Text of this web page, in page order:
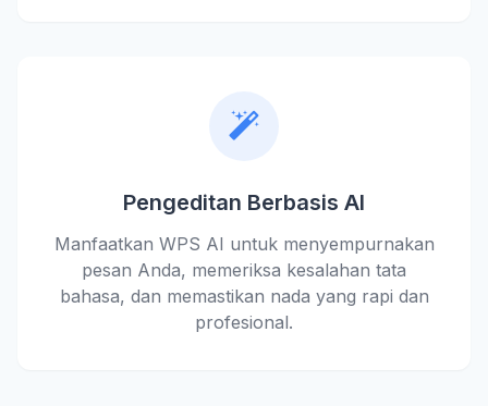
Pengeditan Berbasis AI
Manfaatkan WPS AI untuk menyempurnakan
pesan Anda, memeriksa kesalahan tata
bahasa, dan memastikan nada yang rapi dan
profesional.